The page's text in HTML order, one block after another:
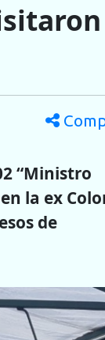
“Ministro
la ex
de